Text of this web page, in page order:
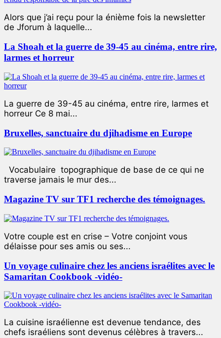
Alors que j’ai reçu pour la énième fois la newsletter
de Jforum à laquelle...
La Shoah et la guerre de 39-45 au cinéma, entre rire,
larmes et horreur
La guerre de 39-45 au cinéma, entre rire, larmes et
horreur Ce 8 mai...
Bruxelles, sanctuaire du djihadisme en Europe
Vocabulaire topographique de base de ce qui ne
traverse jamais le mur des...
Magazine TV sur TF1 recherche des témoignages.
Votre couple est en crise – Votre conjoint vous
délaisse pour ses amis ou ses...
Un voyage culinaire chez les anciens israélites avec le
Samaritan Cookbook -vidéo-
La cuisine israélienne est devenue tendance, des
chefs israéliens sont devenus célèbres à travers...